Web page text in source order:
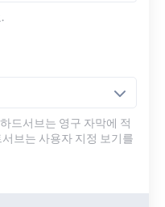
드서브는 영구 자막에 적
브는 사용자 지정 보기를